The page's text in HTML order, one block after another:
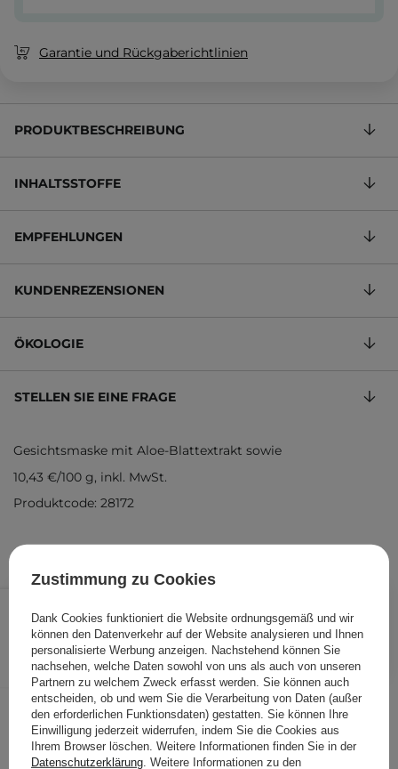
IN DEN WARENKORB
Garantie und Rückgaberichtlinien
PRODUKTBESCHREIBUNG
INHALTSSTOFFE
EMPFEHLUNGEN
KUNDENREZENSIONEN
ÖKOLOGIE
STELLEN SIE EINE FRAGE
Gesichtsmaske mit Aloe-Blattextrakt sowie
10,43 €/100 g, inkl. MwSt.
Produktcode: 28172
Folgende Produkte wurden von
anderen Kunden geprüft
Zustimmung zu Cookies
Dank Cookies funktioniert die Website ordnungsgemäß und wir
können den Datenverkehr auf der Website analysieren und Ihnen
personalisierte Werbung anzeigen. Nachstehend können Sie
nachsehen, welche Daten sowohl von uns als auch von unseren
Partnern zu welchem Zweck erfasst werden. Sie können auch
entscheiden, ob und wem Sie die Verarbeitung von Daten (außer
den erforderlichen Funktionsdaten) gestatten. Sie können Ihre
Einwilligung jederzeit widerrufen, indem Sie die Cookies aus
Ihrem Browser löschen. Weitere Informationen finden Sie in der
Datenschutzerklärung . Weitere Informationen zu den